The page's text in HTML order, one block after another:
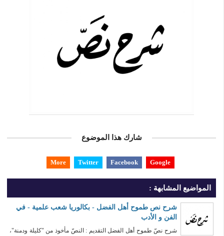
شارك هذا الموضوع
Google
Facebook
Twitter
More
المواضيع المشابهة :
شرح نص طموح أهل الفضل - بكالوريا شعب علمية - في
الفن و الأدب
شرح نصّ طموح أهل الفضل التقديم : النصّ مأخوذ من "كليلة ودمنة"،